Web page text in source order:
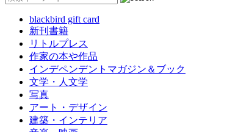
blackbird gift card
新刊書籍
リトルプレス
作家の本や作品
インデペンデントマガジン＆ブック
文学・人文学
写真
アート・デザイン
建築・インテリア